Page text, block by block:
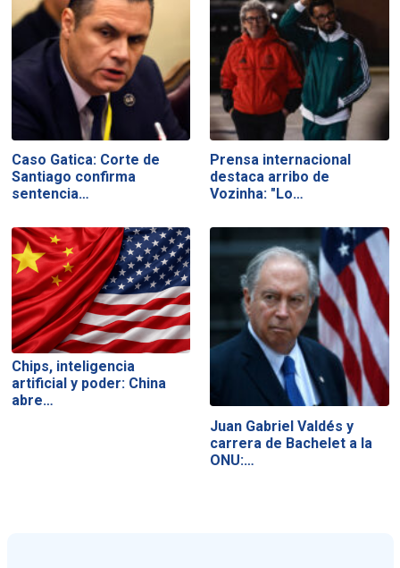
Caso Gatica: Corte de
Santiago confirma
sentencia…
Prensa internacional
destaca arribo de
Vozinha: "Lo…
Chips, inteligencia
artificial y poder: China
abre…
Juan Gabriel Valdés y
carrera de Bachelet a la
ONU:…